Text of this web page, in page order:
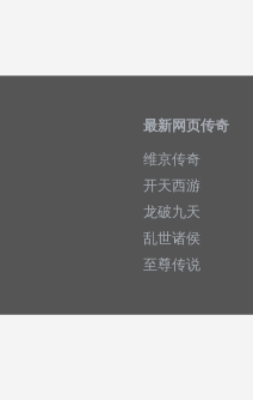
最新网页传奇
维京传奇
开天西游
龙破九天
乱世诸侯
至尊传说